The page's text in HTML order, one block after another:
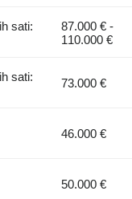
sati:
87.000 € -
110.000 €
sati:
73.000 €
46.000 €
50.000 €